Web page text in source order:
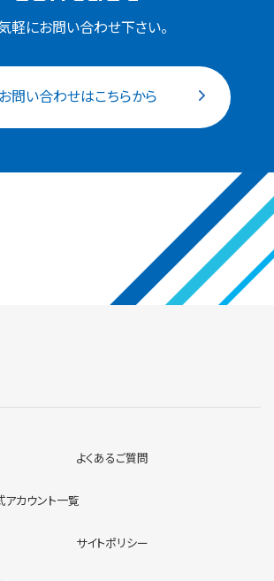
軽にお問い合わせ下さい。
お問い合わせはこちらから
よくあるご質問
アカウント一覧
サイトポリシー